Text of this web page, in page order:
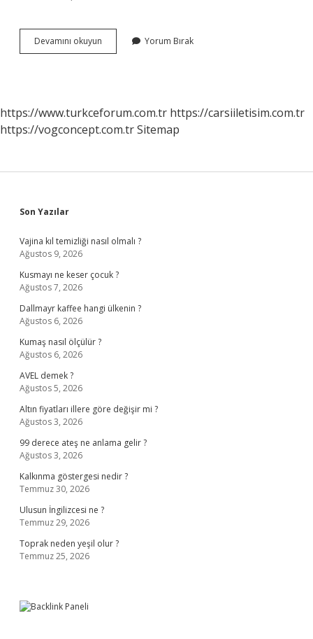
Devamını okuyun
Başağıyla
Yorum Bırak
https://www.turkceforum.com.tr https://carsiiletisim.com.tr
https://vogconcept.com.trSitemap
Sidebar
Son Yazılar
Vajina kıl temizliği nasıl olmalı ?
Ağustos 9, 2026
Kusmayı ne keser çocuk ?
Ağustos 7, 2026
Dallmayr kaffee hangi ülkenin ?
Ağustos 6, 2026
Kumaş nasıl ölçülür ?
Ağustos 6, 2026
AVEL demek ?
Ağustos 5, 2026
Altın fiyatları illere göre değişir mi ?
Ağustos 3, 2026
99 derece ateş ne anlama gelir ?
Ağustos 3, 2026
Kalkınma göstergesi nedir ?
Temmuz 30, 2026
Ulusun İngilizcesi ne ?
Temmuz 29, 2026
Toprak neden yeşil olur ?
Temmuz 25, 2026